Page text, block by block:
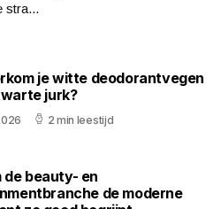
stra...
je witte deodorantvegen
jurk?
2 min leestijd
de beauty- en
de moderne